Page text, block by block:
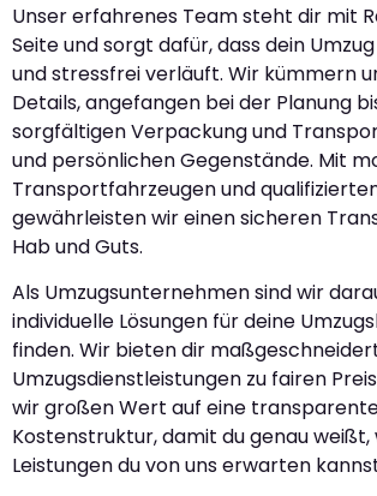
Unser erfahrenes Team steht dir mit
Seite und sorgt dafür, dass dein
und stressfrei verläuft. Wir kümmern
Details, angefangen bei der Planung
sorgfältigen Verpackung und
und persönlichen Gegenstände. Mit
Transportfahrzeugen und
gewährleisten wir einen sicheren
Hab und Guts.
Als Umzugsunternehmen sind wir
individuelle Lösungen für deine
finden. Wir bieten dir
Umzugsdienstleistungen zu fairen
wir großen Wert auf eine
Kostenstruktur, damit du genau weißt,
Leistungen du von uns erwarten